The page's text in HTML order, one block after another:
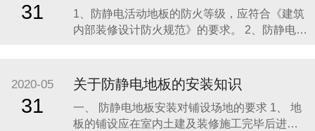
31
1、防静电活动地板的防火等级，应符合《建筑
内部装修设计防火规范》的要求。 2、防静电活
空调风库用：基本尺寸为400mm。地板的可卸
板能互换，并有较高的制作精度，以保证地板
空间作为空调风库使用时
2020-05
31
关于防静电地板的安装知识
一、 防静电地板安装对铺设场地的要求 1、 地
板的铺设应在室内土建及装修施工完毕后进